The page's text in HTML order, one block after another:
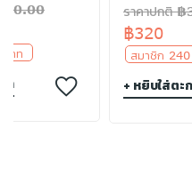
าท
า
ราคาปกติ
฿320
สมาชิก
+ หยิบใส่ตะ